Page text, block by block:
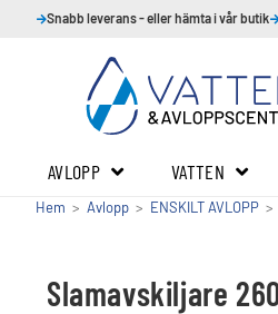
Snabb leverans - eller hämta i vår butik
AVLOPP VATTEN
Hem > Avlopp > ENSKILT AVLOPP >
Slamavskiljare